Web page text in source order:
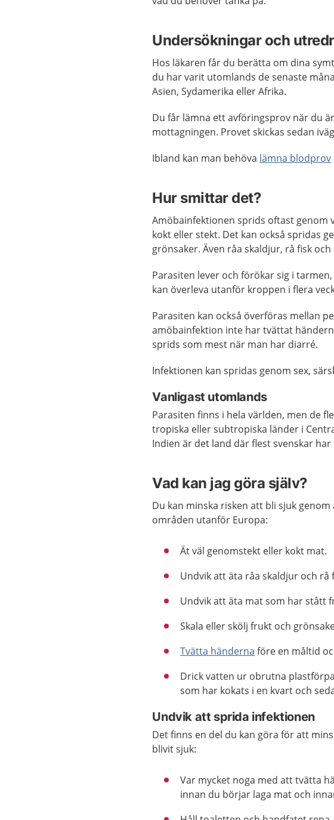
Undersökningar och
Hos läkaren får du berätta om dina
du har varit utomlands de senaste
Asien, Sydamerika eller Afrika.
Du får lämna ett avföringsprov när du
mottagningen. Provet skickas sedan
Ibland kan man behöva lämna blodprov
Hur smittar det?
Amöbainfektionen sprids oftast
kokt eller stekt. Det kan också spridas
grönsaker. Även råa skaldjur, rå fisk
Parasiten lever och förökar sig i
kan överleva utanför kroppen i flera
Parasiten kan också överföras mellan
amöbainfektion inte har tvättat
sprids som mest när man har diarré.
Infektionen kan spridas genom sex,
Vanligast utomlands
Parasiten finns i hela världen, men de
tropiska eller subtropiska länder i
Indien är det land där flest svenskar
Vad kan jag göra själv?
Du kan minska risken att bli sjuk
områden utanför Europa:
Ät väl genomstekt eller kokt mat.
Undvik att äta råa skaldjur och rå
Undvik att äta mat som har stått
Skala eller skölj frukt och
Tvätta händerna före en måltid
Drick vatten ur obrutna
som har kokats i en kvart och
Undvik att sprida infektionen
Det finns en del du kan göra för att
blivit sjuk:
Var mycket noga med att tvätta
innan du börjar laga mat och